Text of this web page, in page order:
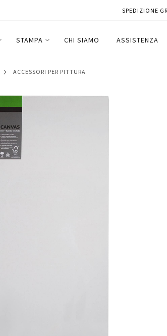
SPEDIZIONE
STAMPA CHI SIAMO ASSISTENZA
ACCESSORI PER PITTURA